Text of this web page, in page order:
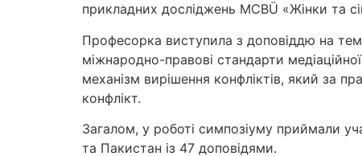
прикладних досліджень MCBÜ «Жінки та
Професорка виступила з доповіддю на
міжнародно-правові стандарти
механізм вирішення конфліктів, який за
конфлікт.
Загалом, у роботі симпозіуму приймали
та Пакистан із 47 доповідями.